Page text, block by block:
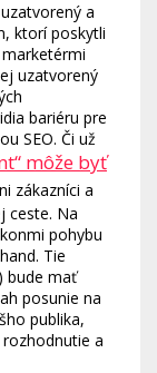
a
ktorí poskytli
uzatvorený
bariéru pre
SEO. Či už
môže byť
zákazníci a
ceste. Na
pohybu
Tie
bude mať
posunie na
publika,
a